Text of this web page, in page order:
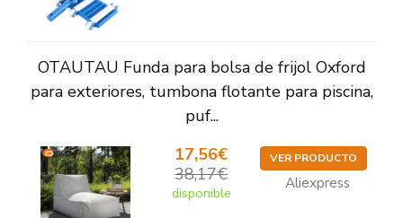
OTAUTAU Funda para bolsa de frijol Oxford
para exteriores, tumbona flotante para piscina,
puf...
17,56€
38,17€
disponible
VER PRODUCTO
Aliexpress